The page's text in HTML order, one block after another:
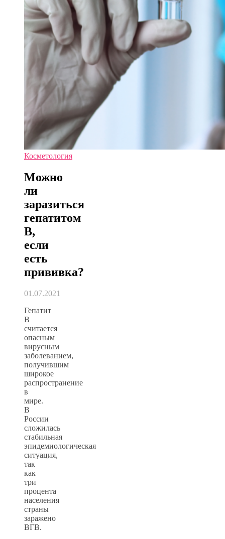
Косметология
Можно
ли
заразиться
гепатитом
В,
если
есть
прививка?
01.07.2021
Гепатит
В
считается
опасным
вирусным
заболеванием,
получившим
широкое
распространение
в
мире.
В
России
сложилась
стабильная
эпидемиологическая
ситуация,
так
как
три
процента
населения
страны
заражено
ВГВ.